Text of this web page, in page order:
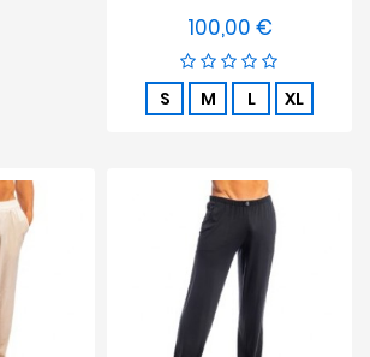
100,00 €Preis
S M L XL